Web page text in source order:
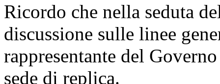
Ricordo che nella seduta
discussione sulle linee
rappresentante del
sede di replica.